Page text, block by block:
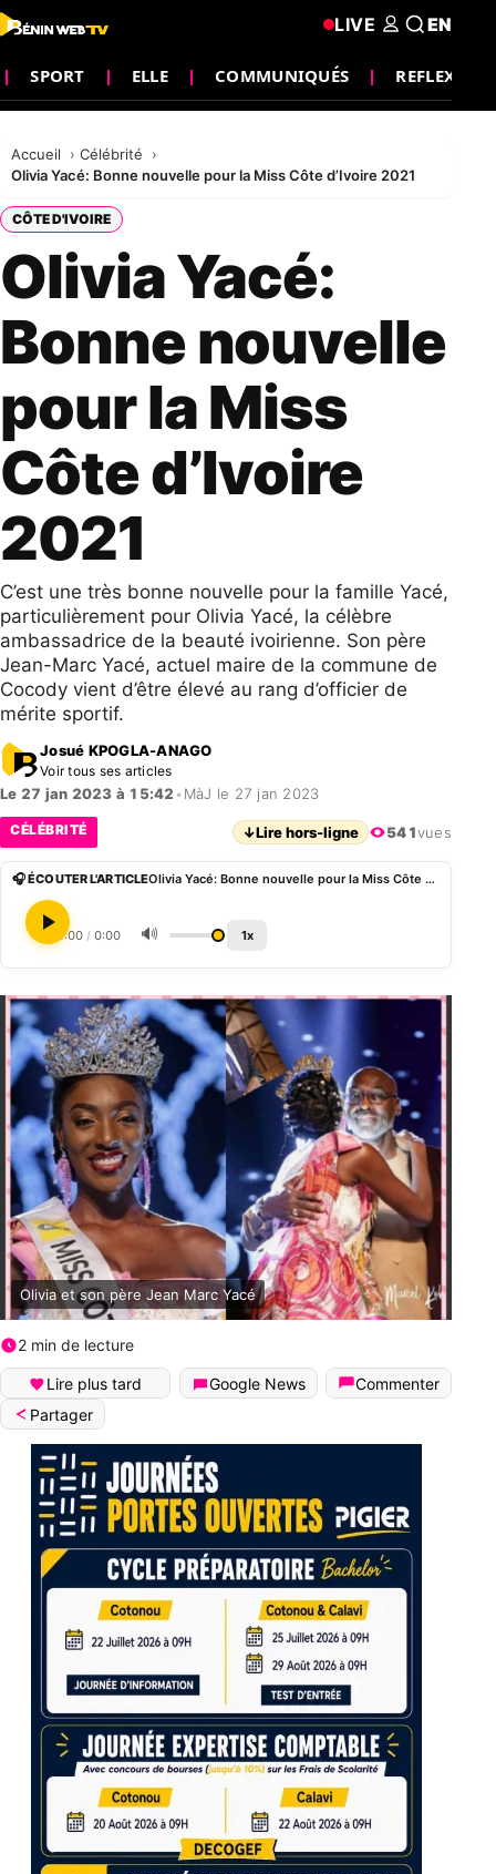
SPORT ELLE COMMUNIQUÉS REFLEXION
LIVE EN
Accueil
Célébrité
Olivia Yacé: Bonne nouvelle pour la Miss Côte d’Ivoire 2021
CÔTE D'IVOIRE
Olivia Yacé:
Bonne nouvelle
pour la Miss
Côte d’Ivoire
2021
C’est une très bonne nouvelle pour la famille Yacé,
particulièrement pour Olivia Yacé, la célèbre
ambassadrice de la beauté ivoirienne. Son père
Jean-Marc Yacé, actuel maire de la commune de
Cocody vient d’être élevé au rang d’officier de
mérite sportif.
Josué KPOGLA-ANAGO
Voir tous ses articles
Le 27 jan 2023 à 15:42 • MàJ le 27 jan 2023
CÉLÉBRITÉ ↓Lire hors-ligne 541vues
🎧 ÉCOUTER L'ARTICLE Olivia Yacé: Bonne nouvelle pour la Miss Côte d’Ivoire 2021
0:00 / 0:00 🔊 1x
Olivia et son père Jean Marc Yacé
2 min de lecture
Lire plus tard Google News
Commenter
Partager